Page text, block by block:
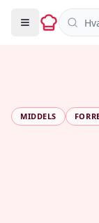
Søk i
MIDDELS